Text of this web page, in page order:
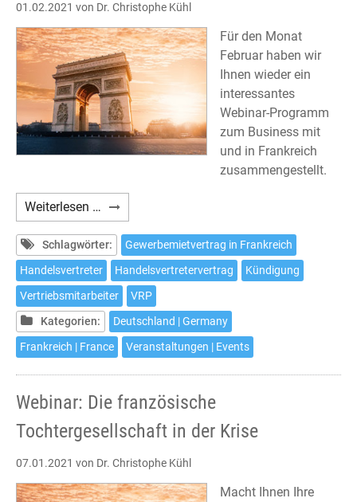
01.02.2021 von Dr. Christophe Kühl
Für den Monat
Februar haben wir
Ihnen wieder ein
interessantes
Webinar-Programm
zum Business mit
und in Frankreich
zusammengestellt.
Weiterlesen … Webinar-
Programm
im
Februar
Schlagwörter:
Gewerbemietvertrag in Frankreich
Handelsvertreter
Handelsvertretervertrag
Kündigung
Vertriebsmitarbeiter
VRP
Kategorien:
Deutschland | Germany
Frankreich | France
Veranstaltungen | Events
Webinar: Die französische
Tochtergesellschaft in der Krise
07.01.2021 von Dr. Christophe Kühl
Macht Ihnen Ihre